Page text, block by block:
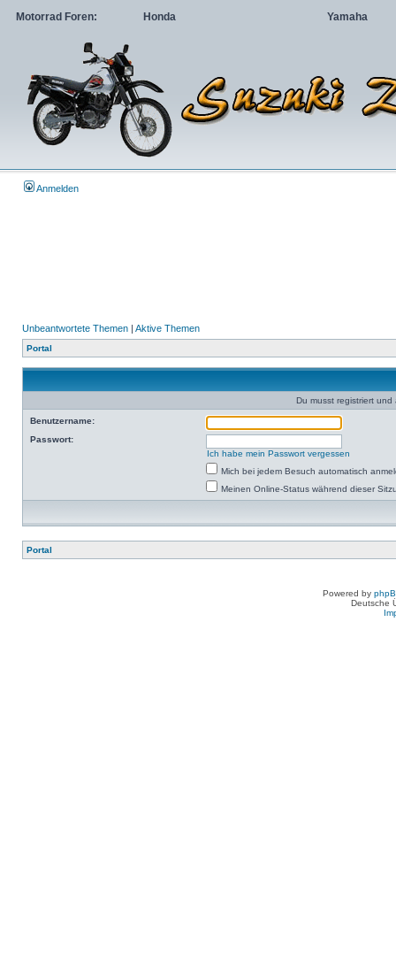
Motorrad Foren: Honda Yamaha
Anmelden
Unbeantwortete Themen | Aktive Themen
Portal
Du musst registriert
Benutzername:
Passwort:
Ich habe mein Passwort vergessen
Mich bei jedem Besuch automatisch
Meinen Online-Status während dieser
Portal
Powered by
Deutsche